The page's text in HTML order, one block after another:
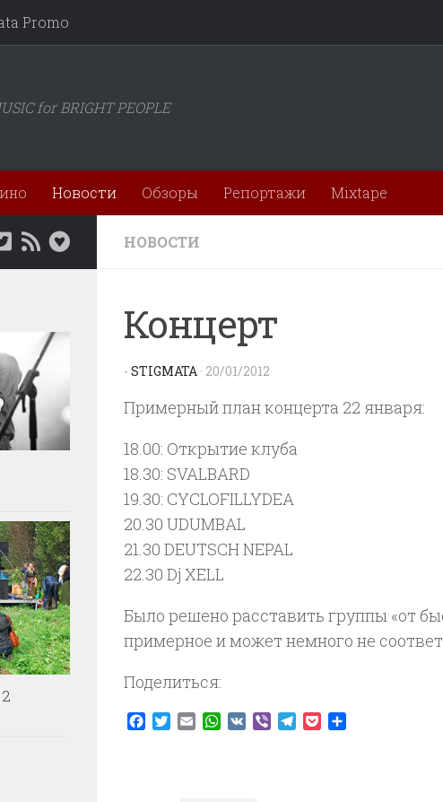
Promo
for BRIGHT PEOPLE
Новости Обзоры Репортажи Mixtape
НОВОСТИ
Концерт
- STIGMATA · 20/01/2012
Примерный план концерта 22 января:
18.00: Открытие клуба
18.30: SVALBARD
19.30: CYCLOFILLYDEA
20.30 UDUMBAL
21.30 DEUTSCH NEPAL
22.30 Dj XELL
Было решено расставить группы «от
примерное и может немного не
Поделиться:
Facebook
TwitterEmailWhatsApp
VK ViberTelegram
Pocket